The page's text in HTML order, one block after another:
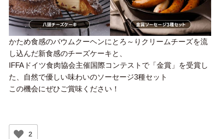
かため食感のバウムクーヘンにとろ～りクリームチーズを流
し込んだ新食感のチーズケーキと、
IFFAドイツ食肉協会主催国際コンテストで「金賞」を受賞し
た、自然で優しい味わいのソーセージ3種セット
この機会にぜひご賞味ください！
2